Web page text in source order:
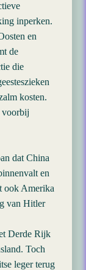
inperken.
en
de
die
kosten.
voorbij
dat China
en
ook Amerika
van Hitler
Derde Rijk
Toch
leger terug